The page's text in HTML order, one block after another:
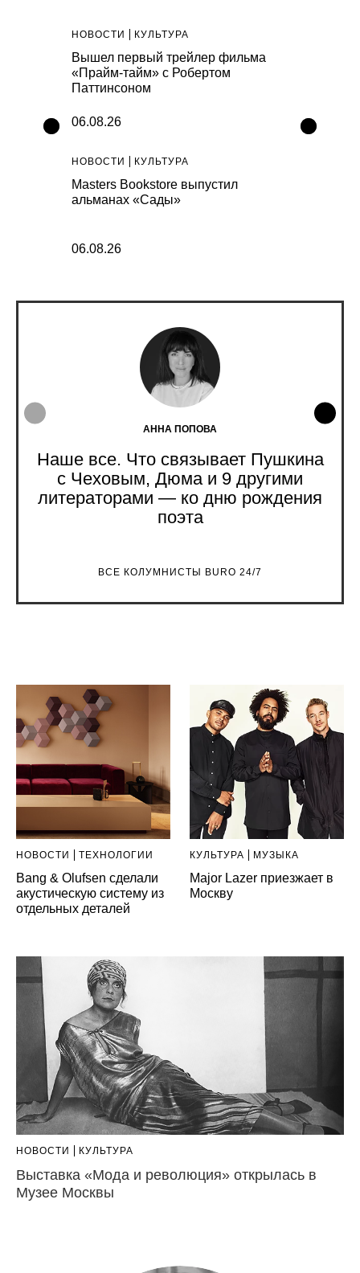
НОВОСТИ КУЛЬТУРА
Вышел первый трейлер фильма
«Прайм-тайм» с Робертом
Паттинсоном
06.08.26
НОВОСТИ КУЛЬТУРА
Masters Bookstore выпустил
альманах «Сады»
06.08.26
06.08.26
АННА ПОПОВА
Наше все. Что связывает Пушкина
с Чеховым, Дюма и 9 другими
литераторами — ко дню рождения
поэта
ВСЕ КОЛУМНИСТЫ BURO 24/7
НОВОСТИ ТЕХНОЛОГИИ
Bang & Olufsen сделали
акустическую систему из
отдельных деталей
КУЛЬТУРА МУЗЫКА
Major Lazer приезжает в
Москву
НОВОСТИ КУЛЬТУРА
Выставка «Мода и революция» открылась в
Музее Москвы